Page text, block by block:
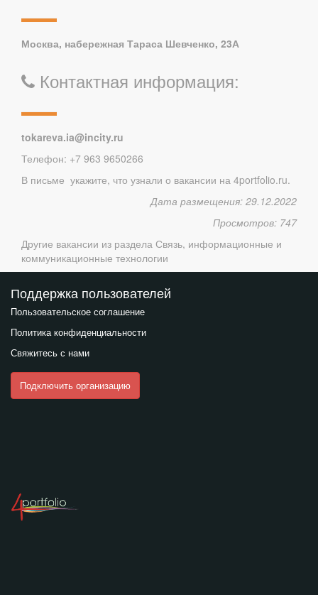
Москва, набережная Тараса Шевченко, 23А
Контактная информация:
tokareva.ia@incity.ru
Телефон: +7 963 9650266
В письме укажите, что узнали о вакансии на 4portfolio.ru.
Дата размещения: 29.12.2022
Просмотров: 747
Другие вакансии из раздела Связь, информационные и
коммуникационные технологии
Поддержка пользователей
Пользовательское соглашение
Политика конфиденциальности
Свяжитесь с нами
Подключить организацию